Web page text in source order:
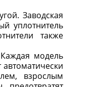
Заводская
уплотнитель
также
модель
взрослым